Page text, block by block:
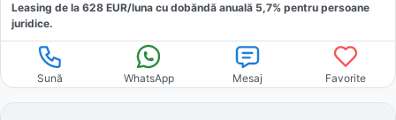
Leasing de la 628 EUR/luna cu dobăndă anuală 5,7% pentru persoane
juridice.
Sună WhatsApp Mesaj Favorite